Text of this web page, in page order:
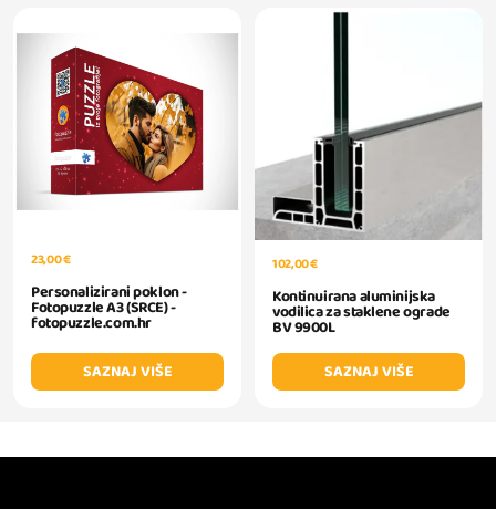
23,00 €
Personalizirani poklon -
Fotopuzzle A3 (SRCE) -
fotopuzzle.com.hr
SAZNAJ VIŠE
102,00 €
Kontinuirana aluminijska
vodilica za staklene ograde
BV 9900L
SAZNAJ VIŠE